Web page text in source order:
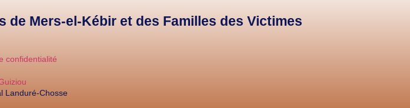
Mers-el-Kébir et des Familles des Victimes
confidentialité
Landuré-Chosse